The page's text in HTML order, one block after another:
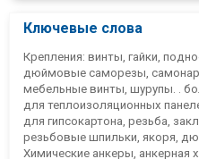
Ключевые слова
Крепления: винты, гайки,
дюймовые саморезы,
мебельные винты, шурупы. .
для теплоизоляционных
для гипсокартона, резьба,
резьбовые шпильки, якоря,
Химические анкеры, анкерная